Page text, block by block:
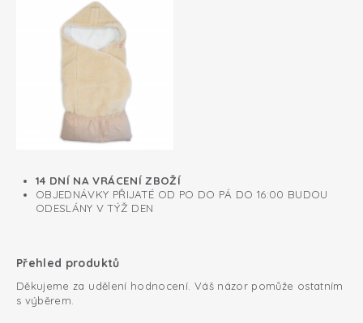
14 DNÍ NA VRÁCENÍ ZBOŽÍ
OBJEDNÁVKY PŘIJATÉ OD PO DO PÁ DO 16:00 BUDOU
ODESLÁNY V TÝŽ DEN
Přehled produktů
Děkujeme za udělení hodnocení. Váš názor pomůže ostatním
s výběrem.